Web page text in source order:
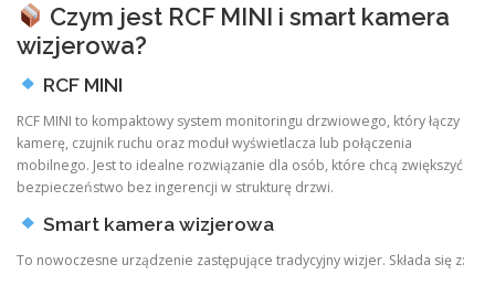
Czym jest RCF MINI i smart kamera
wizjerowa?
RCF MINI
RCF MINI to kompaktowy system monitoringu drzwiowego, który łączy
kamerę, czujnik ruchu oraz moduł wyświetlacza lub połączenia
mobilnego. Jest to idealne rozwiązanie dla osób, które chcą zwiększyć
bezpieczeństwo bez ingerencji w strukturę drzwi.
Smart kamera wizjerowa
To nowoczesne urządzenie zastępujące tradycyjny wizjer. Składa się z: